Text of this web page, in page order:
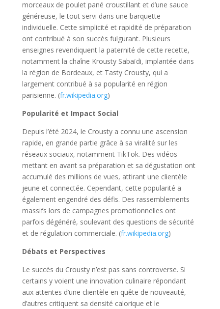
morceaux de poulet pané croustillant et d’une sauce
généreuse, le tout servi dans une barquette
individuelle. Cette simplicité et rapidité de préparation
ont contribué à son succès fulgurant. Plusieurs
enseignes revendiquent la paternité de cette recette,
notamment la chaîne Krousty Sabaïdi, implantée dans
la région de Bordeaux, et Tasty Crousty, qui a
largement contribué à sa popularité en région
parisienne. (fr.wikipedia.org)
Popularité et Impact Social
Depuis l’été 2024, le Crousty a connu une ascension
rapide, en grande partie grâce à sa viralité sur les
réseaux sociaux, notamment TikTok. Des vidéos
mettant en avant sa préparation et sa dégustation ont
accumulé des millions de vues, attirant une clientèle
jeune et connectée. Cependant, cette popularité a
également engendré des défis. Des rassemblements
massifs lors de campagnes promotionnelles ont
parfois dégénéré, soulevant des questions de sécurité
et de régulation commerciale. (fr.wikipedia.org)
Débats et Perspectives
Le succès du Crousty n’est pas sans controverse. Si
certains y voient une innovation culinaire répondant
aux attentes d’une clientèle en quête de nouveauté,
d’autres critiquent sa densité calorique et le